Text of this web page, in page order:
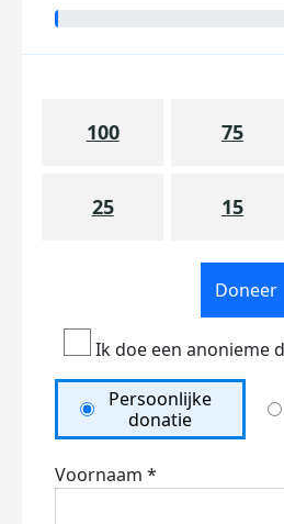
100 75
25 15
Doneer
Ik doe een anonieme
Persoonlijke
donatie
Voornaam *